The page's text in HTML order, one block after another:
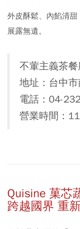
外皮酥鬆、內餡清
展露無遺。
不葷主義茶
地址：台中
電話：04-
營業時間：
Quisine 菓芯
跨越國界 重